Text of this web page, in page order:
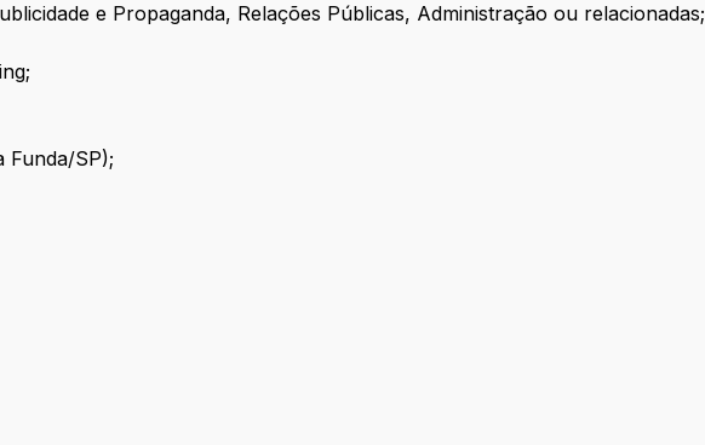
e Propaganda, Relações Públicas, Administração ou relacionadas;
Funda/SP);